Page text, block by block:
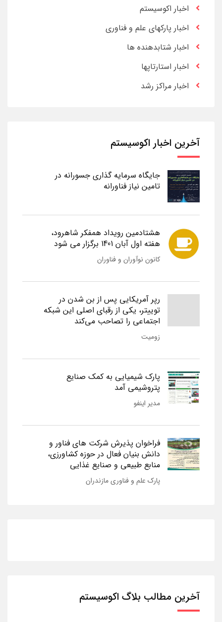
اخبار اکوسیستم
اخبار پارکهای علم و فناوری
اخبار شتابدهنده ها
اخبار استارتاپها
اخبار مراکز رشد
آخرین اخبار اکوسیستم
جایگاه سرمایه گذاری جسورانه در
تامین نیاز فناورانه
هشتادمین رویداد همفکر شاهرود،
هفته اول آبان 1401 برگزار می شود
کانون نوآوران و فناوران
رپر آمریکایی پس از بن شدن در
توییتر، یکی از رقبای اصلی این شبکه
اجتماعی را تصاحب می‌کند
زومیت
پارک شیمیایی به کمک صنایع
پتروشیمی آمد
مدیر اینفو
فراخوان پذیرش شرکت های فناور و
دانش بنیان فعال در حوزه کشاورزی،
منابع طبیعی و صنایع غذایی
پارک علم و فناوری مازندران
آخرین مطالب بلاگ اکوسیستم